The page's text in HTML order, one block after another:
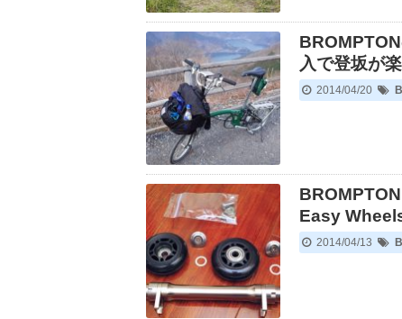
入で登坂が
2014/04/20
Easy
2014/04/13